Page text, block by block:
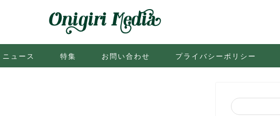
ニュース 特集 お問い合わせ プライバシーポリシー